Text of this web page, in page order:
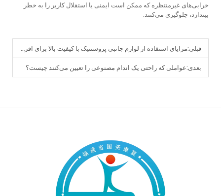
خرابی‌های غیرمنتظره که ممکن است ایمنی یا استقلال کاربر را به خطر
بیندازد، جلوگیری می‌کنند.
قبلی:مزایای استفاده از لوازم جانبی پروستتیک با کیفیت بالا برای افراد دارای قطع عضو چیست؟
بعدی:عواملی که راحتی یک اندام مصنوعی را تعیین می‌کنند چیست؟